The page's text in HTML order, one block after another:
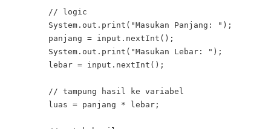
        // logic
        System.out.print("Masukan Panjang: ");
        panjang = input.nextInt();
        System.out.print("Masukan Lebar: ");
        lebar = input.nextInt();
        // tampung hasil ke variabel
        luas = panjang * lebar;